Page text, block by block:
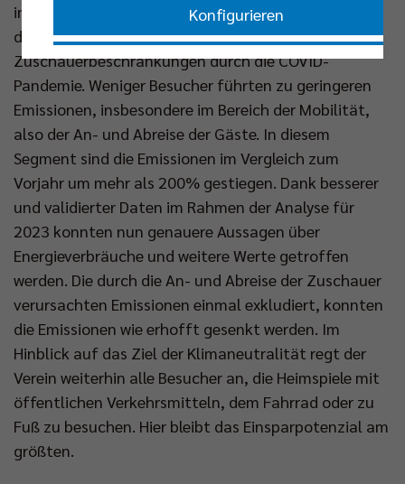
in der Max-Schmeling-Halle im Jahr 2022 aufgrund
der anhaltenden Auswirkungen und
Zuschauerbeschränkungen durch die COVID-
Pandemie. Weniger Besucher führten zu geringeren
Emissionen, insbesondere im Bereich der Mobilität,
also der An- und Abreise der Gäste. In diesem
Segment sind die Emissionen im Vergleich zum
Vorjahr um mehr als 200% gestiegen. Dank besserer
und validierter Daten im Rahmen der Analyse für
2023 konnten nun genauere Aussagen über
Energieverbräuche und weitere Werte getroffen
werden. Die durch die An- und Abreise der Zuschauer
verursachten Emissionen einmal exkludiert, konnten
die Emissionen wie erhofft gesenkt werden. Im
Hinblick auf das Ziel der Klimaneutralität regt der
Verein weiterhin alle Besucher an, die Heimspiele mit
öffentlichen Verkehrsmitteln, dem Fahrrad oder zu
Fuß zu besuchen. Hier bleibt das Einsparpotenzial am
größten.
Konfigurieren
Nur essenzielle Cookies akzeptieren
Impressum|Datenschutzerklärung